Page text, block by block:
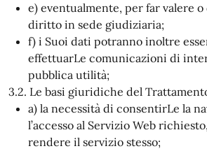
e) eventualmente, per far valere
diritto in sede giudiziaria;
f) i Suoi dati potranno inoltre
effettuarLe comunicazioni di
pubblica utilità;
3.2. Le basi giuridiche del
a) la necessità di consentirLe la
l’accesso al Servizio Web
rendere il servizio stesso;